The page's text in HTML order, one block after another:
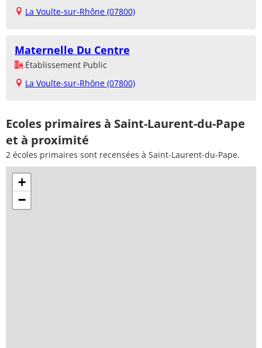
La Voulte-sur-Rhône (07800)
Maternelle Du Centre
Établissement Public
La Voulte-sur-Rhône (07800)
Ecoles primaires à Saint-Laurent-du-Pape
et à proximité
2 écoles primaires sont recensées à Saint-Laurent-du-Pape.
+
−